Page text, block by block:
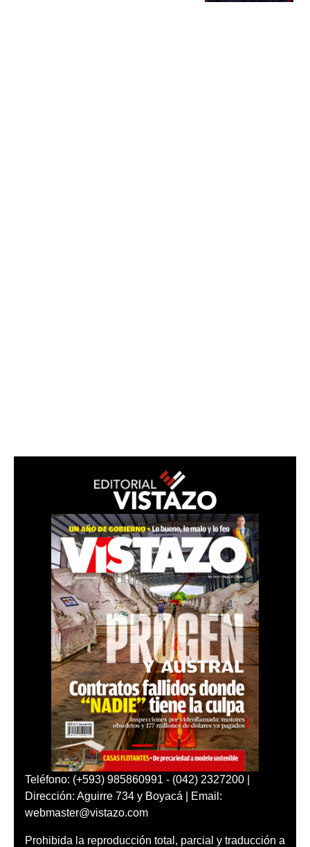
Teléfono: (+593) 985860991 - (042) 2327200 |
Dirección: Aguirre 734 y Boyacá | Email:
webmaster@vistazo.com
Prohibida la reproducción total, parcial y traducción a